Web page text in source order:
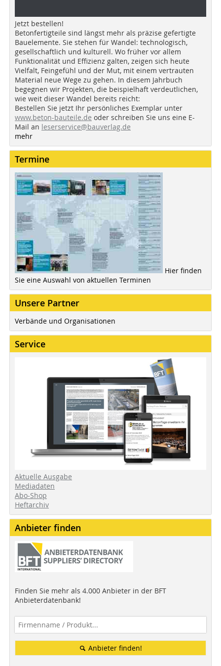
Jetzt bestellen!
Betonfertigteile sind längst mehr als präzise gefertigte
Bauelemente. Sie stehen für Wandel: technologisch,
gesellschaftlich und kulturell. Wo früher vor allem
Funktionalität und Effizienz galten, zeigen sich heute
Vielfalt, Feingefühl und der Mut, mit einem vertrauten
Material neue Wege zu gehen. In diesem Jahrbuch
begegnen wir Projekten, die beispielhaft verdeutlichen,
wie weit dieser Wandel bereits reicht:
Bestellen Sie jetzt Ihr persönliches Exemplar unter
www.beton-bauteile.de oder schreiben Sie uns eine E-
Mail an leserservice@bauverlag.de
mehr
Termine
Hier finden
Sie eine Auswahl von aktuellen Terminen
Unsere Partner
Verbände und Organisationen
Service
Aktuelle Ausgabe
Mediadaten
Abo-Shop
Heftarchiv
Anbieter finden
Finden Sie mehr als 4.000 Anbieter in der BFT
Anbieterdatenbank!
Anbieter finden!